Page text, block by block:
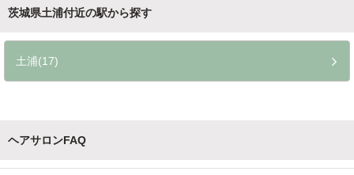
茨城県土浦付近の駅から探す
土浦(17)
ヘアサロンFAQ